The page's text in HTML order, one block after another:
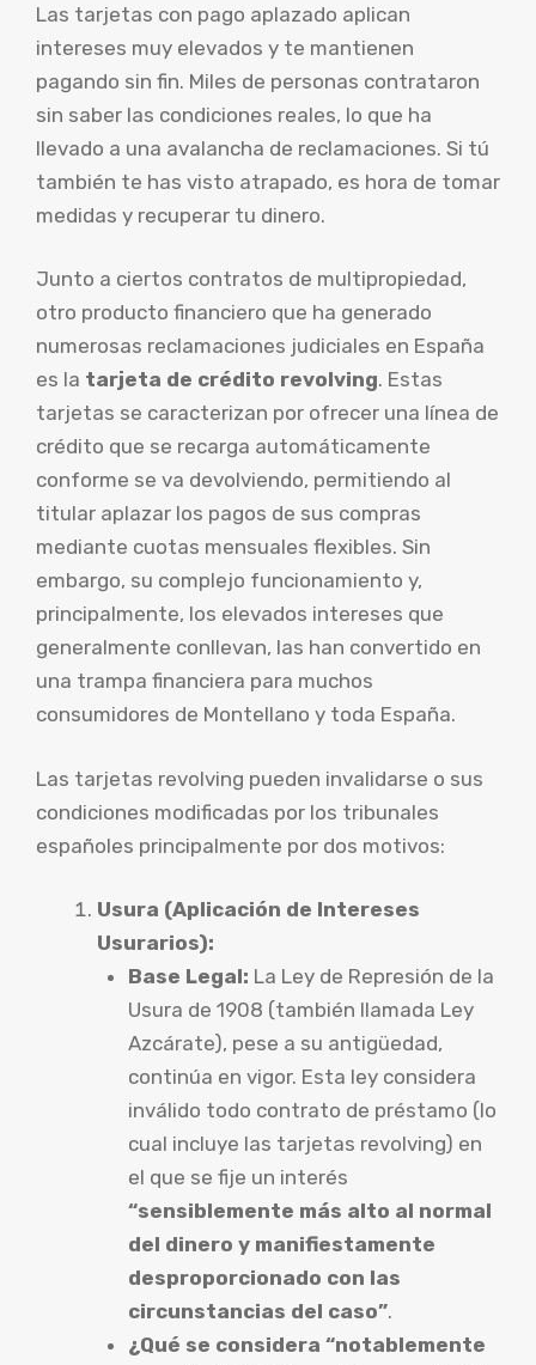
Las tarjetas con pago aplazado aplican
intereses muy elevados y te mantienen
pagando sin fin. Miles de personas contrataron
sin saber las condiciones reales, lo que ha
llevado a una avalancha de reclamaciones. Si tú
también te has visto atrapado, es hora de tomar
medidas y recuperar tu dinero.
Junto a ciertos contratos de multipropiedad,
otro producto financiero que ha generado
numerosas reclamaciones judiciales en España
es la tarjeta de crédito revolving. Estas
tarjetas se caracterizan por ofrecer una línea de
crédito que se recarga automáticamente
conforme se va devolviendo, permitiendo al
titular aplazar los pagos de sus compras
mediante cuotas mensuales flexibles. Sin
embargo, su complejo funcionamiento y,
principalmente, los elevados intereses que
generalmente conllevan, las han convertido en
una trampa financiera para muchos
consumidores de Montellano y toda España.
Las tarjetas revolving pueden invalidarse o sus
condiciones modificadas por los tribunales
españoles principalmente por dos motivos:
Usura (Aplicación de Intereses
Usurarios):
Base Legal: La Ley de Represión de la
Usura de 1908 (también llamada Ley
Azcárate), pese a su antigüedad,
continúa en vigor. Esta ley considera
inválido todo contrato de préstamo (lo
cual incluye las tarjetas revolving) en
el que se fije un interés
“sensiblemente más alto al normal
del dinero y manifiestamente
desproporcionado con las
circunstancias del caso”.
¿Qué se considera “notablemente